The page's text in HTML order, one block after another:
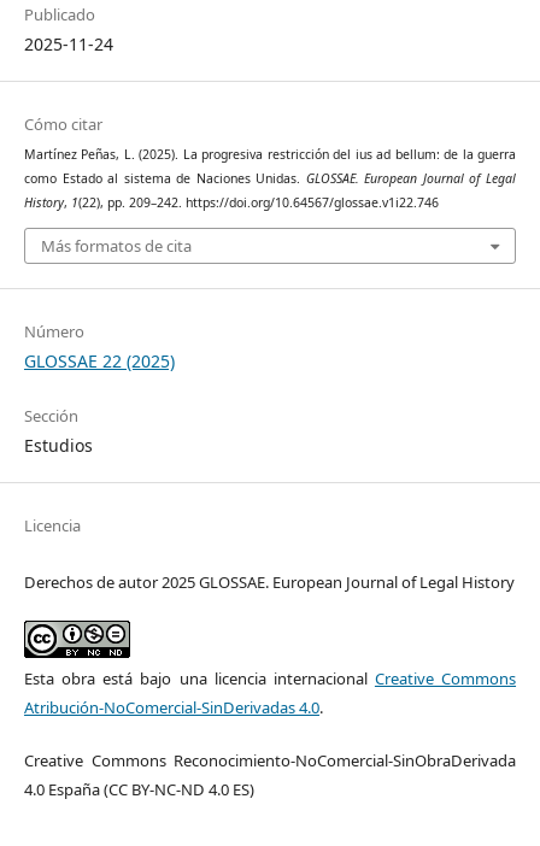
Publicado
2025-11-24
Cómo citar
Martínez Peñas, L. (2025). La progresiva restricción del ius ad bellum: de la guerra
como Estado al sistema de Naciones Unidas. GLOSSAE. European Journal of Legal
History, 1(22), pp. 209–242. https://doi.org/10.64567/glossae.v1i22.746
Más formatos de cita
Número
GLOSSAE 22 (2025)
Sección
Estudios
Licencia
Derechos de autor 2025 GLOSSAE. European Journal of Legal History
Esta obra está bajo una licencia internacional Creative Commons
Atribución-NoComercial-SinDerivadas 4.0.
Creative Commons Reconocimiento-NoComercial-SinObraDerivada
4.0 España (CC BY-NC-ND 4.0 ES)